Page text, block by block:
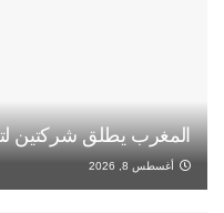
المغرب يطلق شركتين
أغسطس 8, 2026